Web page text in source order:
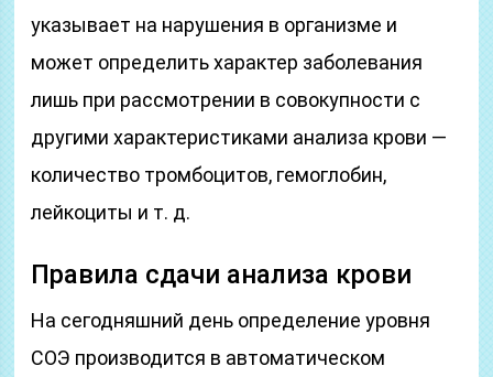
указывает на нарушения в организме и
может определить характер заболевания
лишь при рассмотрении в совокупности с
другими характеристиками анализа крови —
количество тромбоцитов, гемоглобин,
лейкоциты и т. д.
Правила сдачи анализа крови
На сегодняшний день определение уровня
СОЭ производится в автоматическом